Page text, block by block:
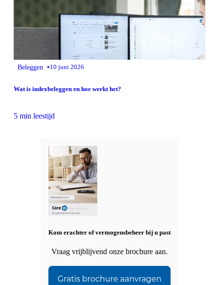
Beleggen •10 juni 2026
Wat is indexbeleggen en hoe werkt het?
5 min leestijd
Kom erachter of vermogensbeheer bij u past
Vraag vrijblijvend onze brochure aan.